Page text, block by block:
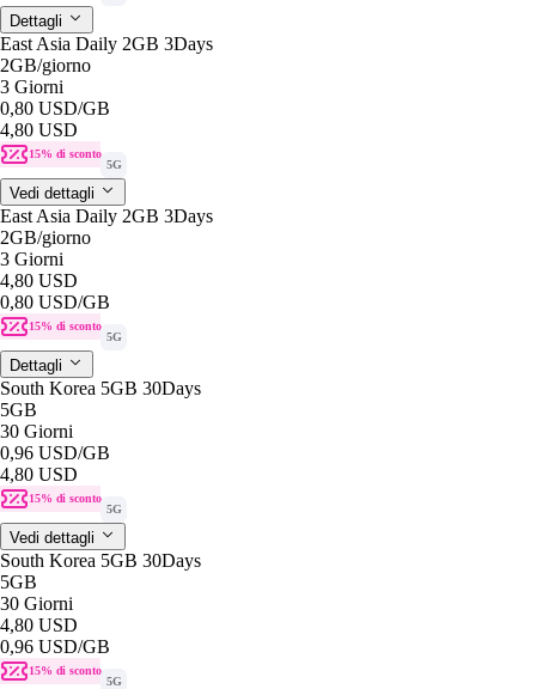
Dettagli
East Asia Daily 2GB 3Days
2GB/giorno
3 Giorni
0,80 USD/GB
4,80 USD
15% di sconto
5G
Vedi dettagli
East Asia Daily 2GB 3Days
2GB/giorno
3 Giorni
4,80 USD
0,80 USD/GB
15% di sconto
5G
Dettagli
South Korea 5GB 30Days
5GB
30 Giorni
0,96 USD/GB
4,80 USD
15% di sconto
5G
Vedi dettagli
South Korea 5GB 30Days
5GB
30 Giorni
4,80 USD
0,96 USD/GB
15% di sconto
5G